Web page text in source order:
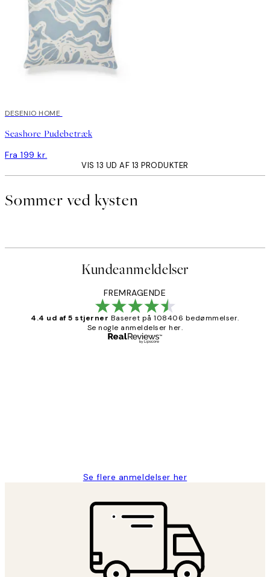
DESENIO HOME
Seashore Pudebetræk
Fra 199 kr.
VIS 13 UD AF 13 PRODUKTER
Sommer ved kysten
Kundeanmeldelser
FREMRAGENDE
4.4 ud af 5 stjerner Baseret på 108406 bedømmelser.
Se nogle anmeldelser her.
Se flere anmeldelser her